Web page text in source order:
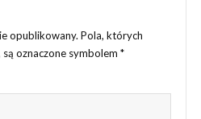
opublikowany. Pola, których
oznaczone symbolem *